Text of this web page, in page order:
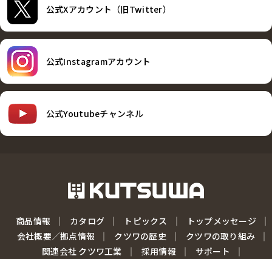
公式Xアカウント（旧Twitter）
公式Instagramアカウント
公式Youtubeチャンネル
商品情報 カタログ トピックス
トップメッセージ
会社概要／拠点情報
クツワの歴史
クツワの取り組み
関連会社 クツワ工業
採用情報 サポート